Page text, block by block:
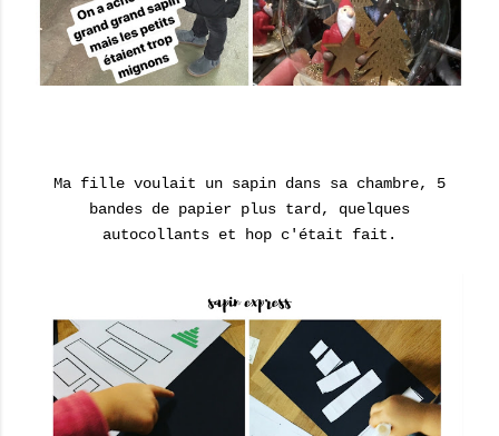
Ma fille voulait un sapin dans sa chambre, 5
bandes de papier plus tard, quelques
autocollants et hop c'était fait.